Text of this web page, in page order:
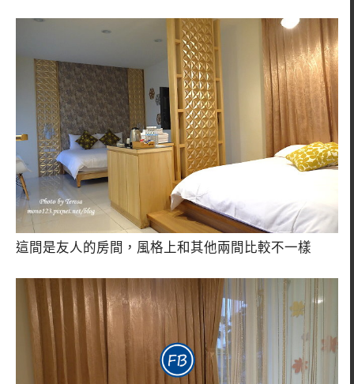
這間是友人的房間，風格上和其他兩間比較不一樣